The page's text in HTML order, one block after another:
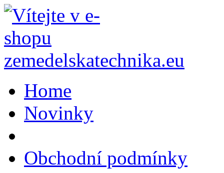
Home
Novinky
Obchodní podmínky